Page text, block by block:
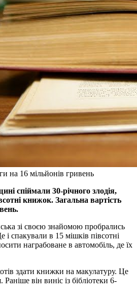
на 16 мільйонів гривень
спіймали 30-річного злодія,
книжок. Загальна вартість
зі своєю знайомою пробрались
і спакували в 15 мішків півсотні
награбоване в автомобіль, де їх
здати книжки на макулатуру. Це
він виніс із бібліотеки 6-